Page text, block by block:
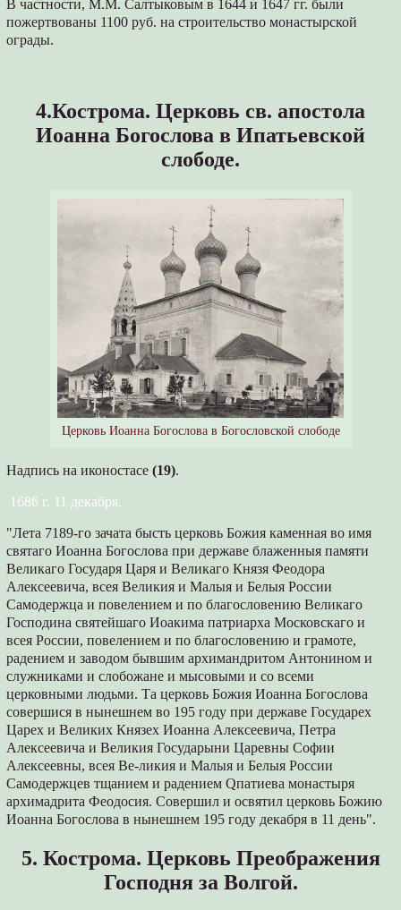
В частности, М.М. Салтыковым в 1644 и 1647 гг. были
пожертвованы 1100 руб. на строительство монастырской
ограды.
4.Кострома. Церковь св. апостола
Иоанна Богослова в Ипатьевской
слободе.
Церковь Иоанна Богослова в Богословской слободе
Надпись на иконостасе(19).
1686 г. 11 декабря.
"Лета 7189-го зачата бысть церковь Божия каменная во имя
святаго Иоанна Богослова при державе блаженныя памяти
Великаго Государя Царя и Великаго Князя Феодора
Алексеевича, всея Великия и Малыя и Белыя России
Самодержца и повелением и по благословению Великаго
Господина святейшаго Иоакима патриарха Московскаго и
всея России, повелением и по благословению и грамоте,
радением и заводом бывшим архимандритом Антонином и
служниками и слобожане и мысовыми и со всеми
церковными людьми. Та церковь Божия Иоанна Богослова
совершися в нынешнем во 195 году при державе Государех
Царех и Великих Князех Иоанна Алексеевича, Петра
Алексеевича и Великия Государыни Царевны Софии
Алексеевны, всея Ве-ликия и Малыя и Белыя России
Самодержцев тщанием и радением Qпатиева монастыря
архимадрита Феодосия. Совершил и освятил церковь Божию
Иоанна Богослова в нынешнем 195 году декабря в 11 день".
5. Кострома. Церковь Преображения
Господня за Волгой.